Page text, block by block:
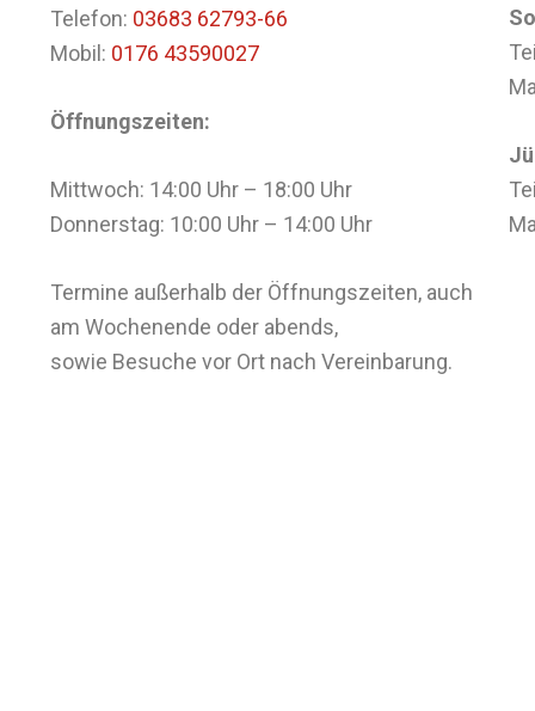
Telefon: 03683 62793-66
Mobil: 0176 43590027
Öffnungszeiten:
Mittwoch: 14:00 Uhr – 18:00 Uhr
Donnerstag: 10:00 Uhr – 14:00 Uhr
Termine außerhalb der Öffnungszeiten, auch
am Wochenende oder abends,
sowie Besuche vor Ort nach Vereinbarung.